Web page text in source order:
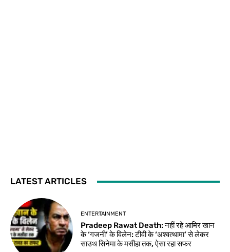
LATEST ARTICLES
ENTERTAINMENT
Pradeep Rawat Death: नहीं रहे आमिर खान
के ‘गजनी’ के विलेन: टीवी के ‘अश्वत्थामा’ से लेकर
साउथ सिनेमा के मसीहा तक, ऐसा रहा सफर